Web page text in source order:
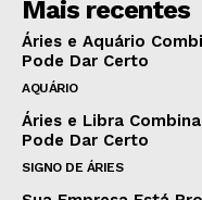
Mais recentes
Áries e Aquário
Pode Dar Certo
AQUÁRIO
Áries e Libra
Pode Dar Certo
SIGNO DE ÁRIES